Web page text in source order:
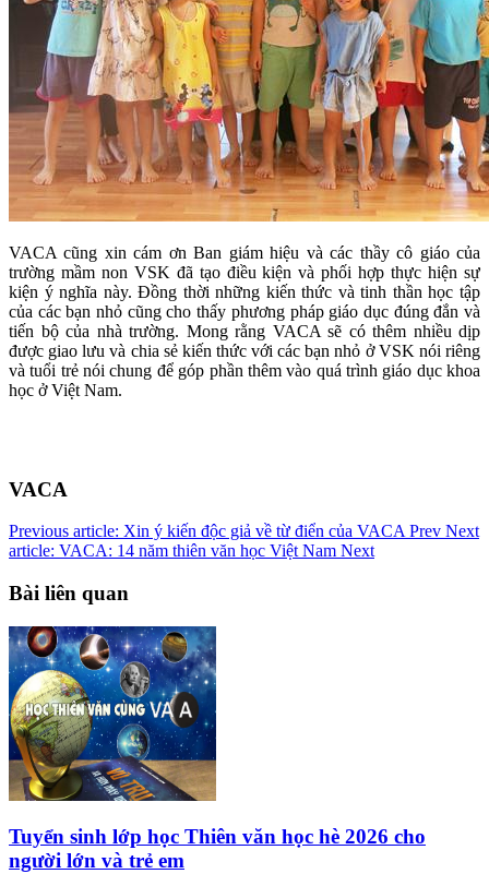
VACA cũng xin cám ơn Ban giám hiệu và các thầy cô giáo của
trường mầm non VSK đã tạo điều kiện và phối hợp thực hiện sự
kiện ý nghĩa này. Đồng thời những kiến thức và tinh thần học tập
của các bạn nhỏ cũng cho thấy phương pháp giáo dục đúng đắn và
tiến bộ của nhà trường. Mong rằng VACA sẽ có thêm nhiều dịp
được giao lưu và chia sẻ kiến thức với các bạn nhỏ ở VSK nói riêng
và tuổi trẻ nói chung để góp phần thêm vào quá trình giáo dục khoa
học ở Việt Nam.
VACA
Previous article: Xin ý kiến độc giả về từ điển của VACA Prev Next
article: VACA: 14 năm thiên văn học Việt Nam Next
Bài liên quan
Tuyển sinh lớp học Thiên văn học hè 2026 cho
người lớn và trẻ em